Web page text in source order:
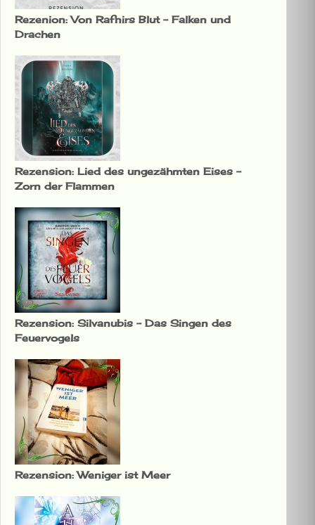
Rezenion: Von Rafnirs Blut – Falken und
Drachen
Rezension: Lied des ungezähmten Eises –
Zorn der Flammen
Rezension: Silvanubis – Das Singen des
Feuervogels
Rezension: Weniger ist Meer